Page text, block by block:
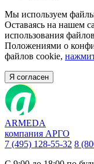
Мы используем
Оставаясь на нашем
использования
Положениями о
файлов cookie,
Я согласен
ARMEDA
компания АРГО
7 (495) 128-55-32 8